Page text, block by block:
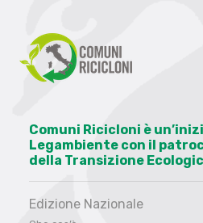
Comuni Ricicloni è
Legambiente con il
della Transizione
Edizione Nazionale